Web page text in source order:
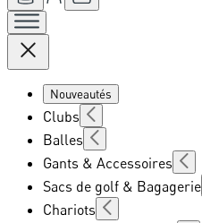
Nouveautés
Clubs
Balles
Gants & Accessoires
Sacs de golf & Bagagerie
Chariots